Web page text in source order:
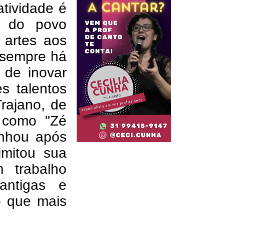
é
do povo
aos
há
de inovar
talentos
de
"Zé
após
sua
trabalho
e
que mais